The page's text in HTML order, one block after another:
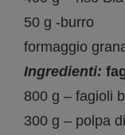
50 g -burro
formaggio
Ingredienti:
800 g – fagioli
300 g – polpa